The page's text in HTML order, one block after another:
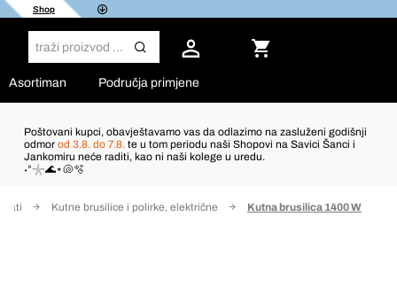
Shop
Asortiman Područja primjene
Poštovani kupci, obavještavamo vas da odlazimo na zasluženi godišnji
odmor od 3.8. do 7.8. te u tom periodu naši Shopovi na Savici Šanci i
Jankomiru neće raditi, kao ni naši kolege u uredu.
˖°𓇼🌊⋆🐚🫧
Kutne brusilice i polirke, električne Kutna brusilica 1400 W